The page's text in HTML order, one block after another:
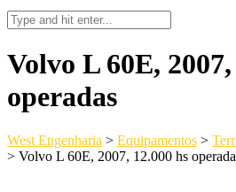
Volvo L 60E,
operadas
West Engenharia > Equipamentos >
> Volvo L 60E, 2007, 12.000 hs